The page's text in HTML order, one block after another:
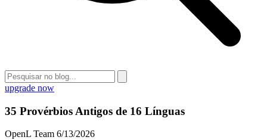
upgrade now
35 Provérbios Antigos de 16 Línguas
OpenL Team 6/13/2026